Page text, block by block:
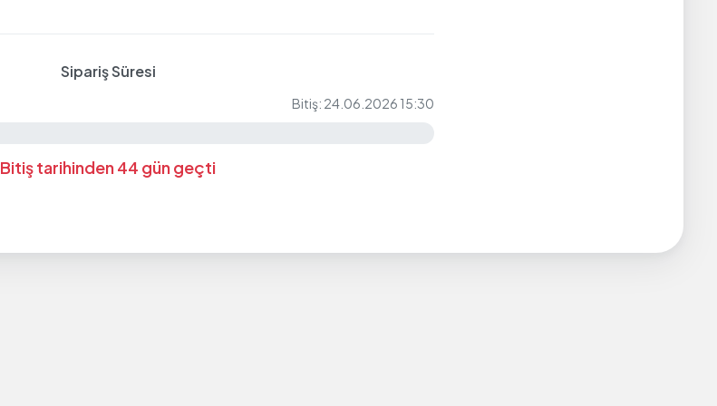
Sipariş Süresi
Bitiş: 24.06.2026 15:30
Bitiş tarihinden 44 gün geçti